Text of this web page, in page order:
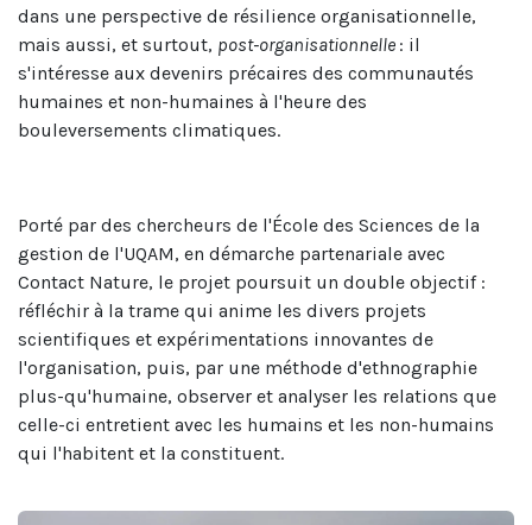
dans une perspective de résilience organisationnelle,
mais aussi, et surtout, post-organisationnelle : il
s'intéresse aux devenirs précaires des communautés
humaines et non-humaines à l'heure des
bouleversements climatiques.
Porté par des chercheurs de l'École des Sciences de la
gestion de l'UQAM, en démarche partenariale avec
Contact Nature, le projet poursuit un double objectif :
réfléchir à la trame qui anime les divers projets
scientifiques et expérimentations innovantes de
l'organisation, puis, par une méthode d'ethnographie
plus-qu'humaine, observer et analyser les relations que
celle-ci entretient avec les humains et les non-humains
qui l'habitent et la constituent.